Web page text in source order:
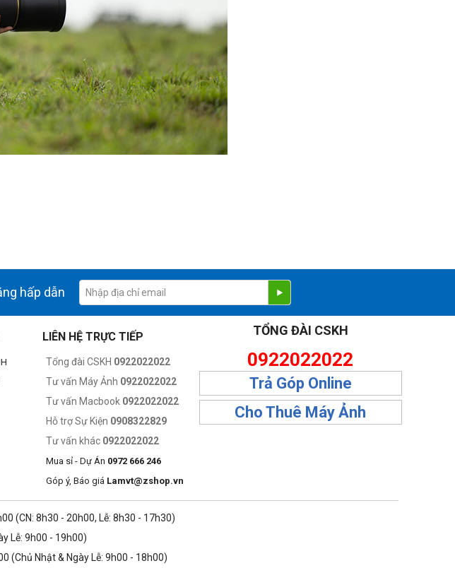
chống chịu thời tiết của ống kính.
phần quang học hoặc cảm biến và tiết kiệm thời gian khi thay đổi giữa các độ dài tiêu
hấp dẫn
LIÊN HỆ TRỰC TIẾP
Tổng đài CSKH 0922022022
Tư vấn Máy Ảnh 0922022022
Tư vấn Macbook 0922022022
Hỗ trợ Sự Kiện 0908322829
Tư vấn khác 0922022022
Mua sỉ - Dự Án 0972 666 246
Góp ý, Báo giá Lamvt@zshop.vn
TỔNG ĐÀI CSKH
0922022022
Trả Góp Online
Cho Thuê Máy Ảnh
(CN: 8h30 - 20h00, Lễ: 8h30 - 17h30)
Lễ: 9h00 - 19h00)
(Chủ Nhật & Ngày Lễ: 9h00 - 18h00)